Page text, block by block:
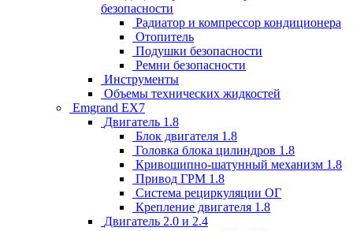
безопасности
Радиатор и компрессор кондиционера
Отопитель
Подушки безопасности
Ремни безопасности
Инструменты
Объемы технических жидкостей
Emgrand EX7
Двигатель 1.8
Блок двигателя 1.8
Головка блока цилиндров 1.8
Кривошипно-шатунный механизм 1.8
Привод ГРМ 1.8
Система рециркуляции ОГ
Крепление двигателя 1.8
Двигатель 2.0 и 2.4